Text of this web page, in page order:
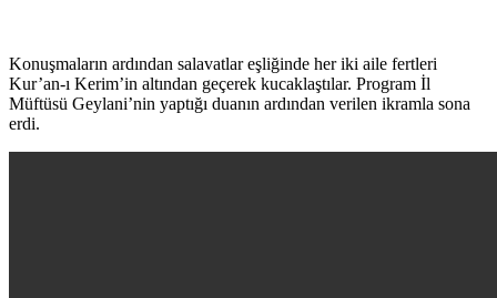
Konuşmaların ardından salavatlar eşliğinde her iki aile fertleri
Kur’an-ı Kerim’in altından geçerek kucaklaştılar. Program İl
Müftüsü Geylani’nin yaptığı duanın ardından verilen ikramla sona
erdi.